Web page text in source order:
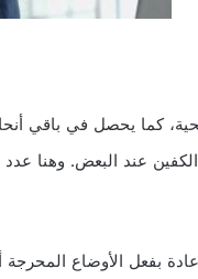
الصحية، كما يحصل في باقي
عند البعض. وهنا
بفعل الأوضاع المحرجة